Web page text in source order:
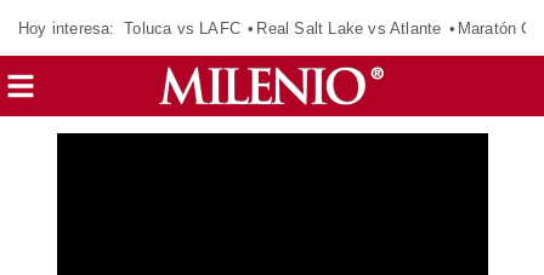
Hoy interesa: Toluca vs LAFC Real Salt Lake vs Atlante Maratón